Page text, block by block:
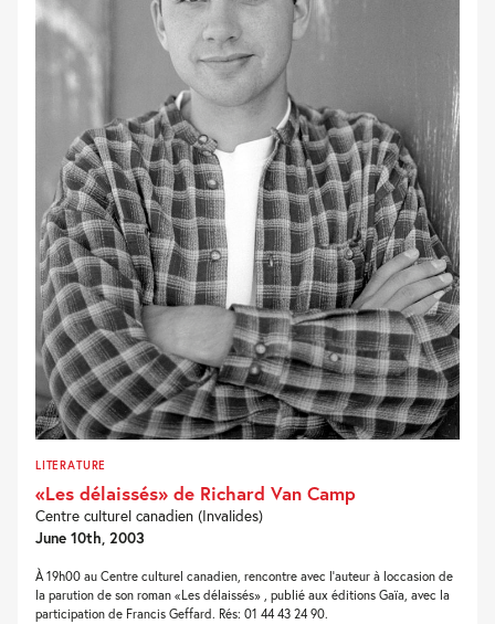
LITERATURE
«Les délaissés» de Richard Van Camp
Centre culturel canadien (Invalides)
June 10th, 2003
À 19h00 au Centre culturel canadien, rencontre avec l'auteur à loccasion de
la parution de son roman «Les délaissés» , publié aux éditions Gaïa, avec la
participation de Francis Geffard. Rés: 01 44 43 24 90.